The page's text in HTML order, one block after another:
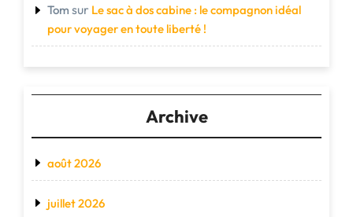
Tom sur Le sac à dos cabine : le compagnon idéal
pour voyager en toute liberté !
Archive
août 2026
juillet 2026